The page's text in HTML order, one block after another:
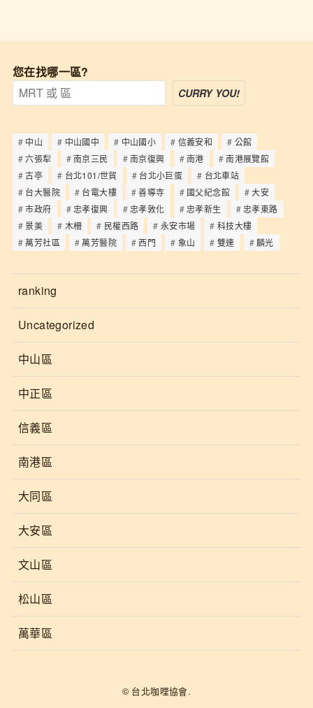
您在找哪一區?
CURRY YOU!
中山 中山國中 中山國小 信義安和
公館
六張犁
南京三民 南京復興 南港
南港展覽館
古亭
台北101/世貿 台北小巨蛋
台北車站
台大醫院
台電大樓 善導寺 國父紀念館
大安
市政府
忠孝復興 忠孝敦化 忠孝新生
忠孝東路
景美
木柵 民權西路 永安市場
科技大樓
萬芳社區
萬芳醫院 西門 象山 雙連 麟光
ranking
Uncategorized
中山區
中正區
信義區
南港區
大同區
大安區
文山區
松山區
萬華區
© 台北咖哩協會.